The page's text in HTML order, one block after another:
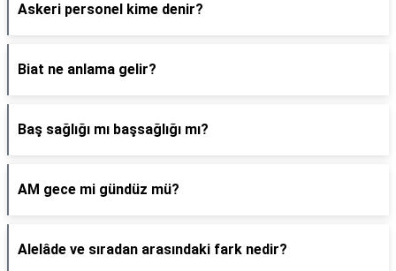
Askeri personel kime denir?
Biat ne anlama gelir?
Baş sağlığı mı başsağlığı mı?
AM gece mi gündüz mü?
Alelâde ve sıradan arasındaki fark nedir?